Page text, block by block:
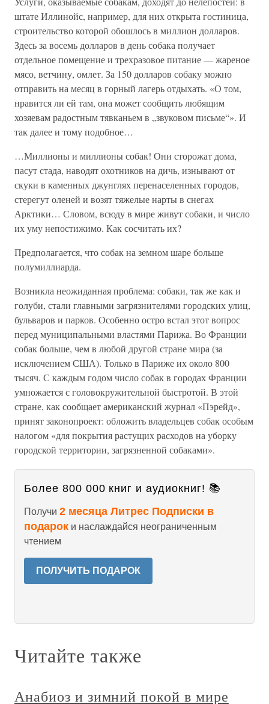
штате Иллинойс, например, для них открыта гостиница,
строительство которой обошлось в миллион долларов.
Здесь за восемь долларов в день собака получает
отдельное помещение и трехразовое питание — жареное
мясо, ветчину, омлет. За 150 долларов собаку можно
отправить на месяц в горный лагерь отдыхать. «О том,
нравится ли ей там, она может сообщить любящим
хозяевам радостным тявканьем в „звуковом письме“». И
так далее и тому подобное…
…Миллионы и миллионы собак! Они сторожат дома,
пасут стада, наводят охотников на дичь, изнывают от
скуки в каменных джунглях перенаселенных городов,
стерегут оленей и возят тяжелые нарты в снегах
Арктики… Словом, всюду в мире живут собаки, и число
их уму непостижимо. Как сосчитать их?
Предполагается, что собак на земном шаре больше
полумиллиарда.
Возникла неожиданная проблема: собаки, так же как и
голуби, стали главными загрязнителями городских улиц,
бульваров и парков. Особенно остро встал этот вопрос
перед муниципальными властями Парижа. Во Франции
собак больше, чем в любой другой стране мира (за
исключением США). Только в Париже их около 800
тысяч. С каждым годом число собак в городах Франции
умножается с головокружительной быстротой. В этой
стране, как сообщает американский журнал «Пэрейд»,
принят законопроект: обложить владельцев собак особым
налогом «для покрытия растущих расходов на уборку
городской территории, загрязненной собаками».
Более 800 000 книг и аудиокниг! 📚
Получи 2 месяца Литрес Подписки в
подарок и наслаждайся неограниченным
чтением
ПОЛУЧИТЬ ПОДАРОК
Читайте также
Анабиоз и зимний покой в мире